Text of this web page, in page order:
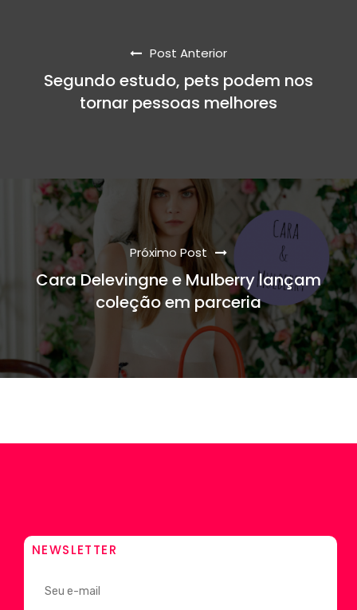
Post Anterior
Segundo estudo, pets podem nos
tornar pessoas melhores
Próximo Post
Cara Delevingne e Mulberry lançam
coleção em parceria
NEWSLETTER